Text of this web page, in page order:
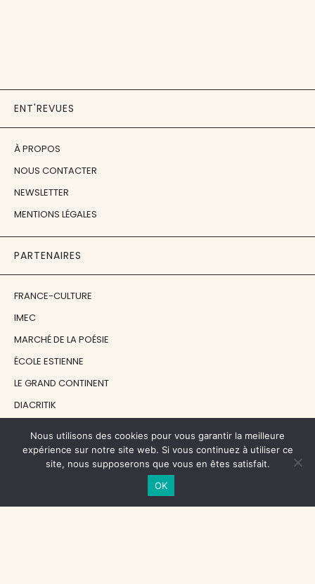
ENT'REVUES
À PROPOS
NOUS CONTACTER
NEWSLETTER
MENTIONS LÉGALES
PARTENAIRES
FRANCE-CULTURE
IMEC
MARCHÉ DE LA POÉSIE
ÉCOLE ESTIENNE
LE GRAND CONTINENT
DIACRITIK
NOS SOUTIENS
CENTRE NATIONAL DU LIVRE
Nous utilisons des cookies pour vous garantir la meilleure
expérience sur notre site web. Si vous continuez à utiliser ce
site, nous supposerons que vous en êtes satisfait.
OK